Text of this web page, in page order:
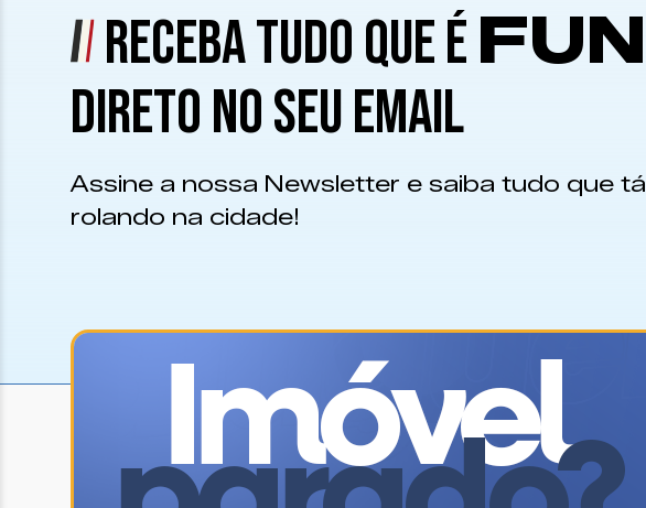
RECEBA TUDO QUE ÉFUN
DIRETO NO SEU EMAIL
Assine a nossa Newsletter e saiba tudo que tá
rolando na cidade!